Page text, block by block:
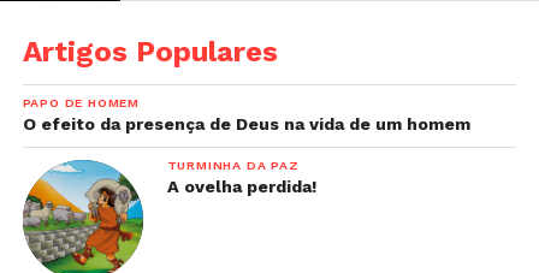
Artigos Populares
PAPO DE HOMEM
O efeito da presença de Deus na vida de um homem
TURMINHA DA PAZ
A ovelha perdida!